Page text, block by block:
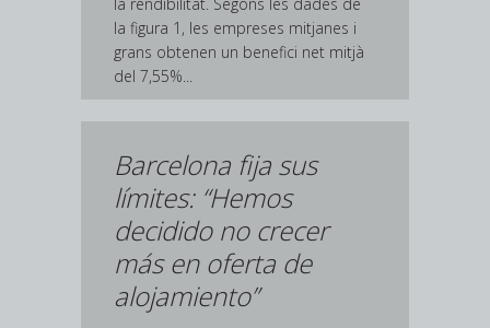
la figura 1, les empreses mitjanes i
grans obtenen un benefici net mitjà
del 7,55%...
Barcelona fija sus
límites: “Hemos
decidido no crecer
más en oferta de
alojamiento”